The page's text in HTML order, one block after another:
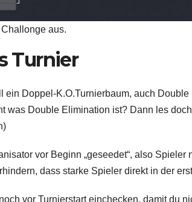
aus.
Turnier
ein Doppel-K.O.Turnierbaum, auch
was Double Elimination ist? Dann les
vor Beginn „geseedet“, also
dass starke Spieler direkt in der
vor Turnierstart einchecken, damit du